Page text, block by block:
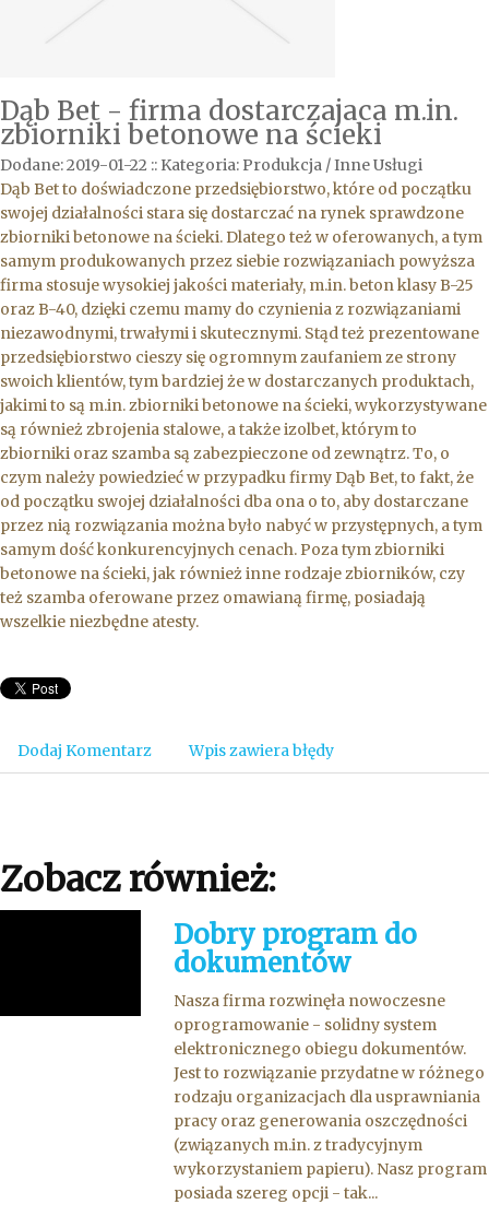
Dąb Bet - firma dostarczajaca m.in.
zbiorniki betonowe na ścieki
Dodane: 2019-01-22 :: Kategoria: Produkcja / Inne Usługi
Dąb Bet to doświadczone przedsiębiorstwo, które od początku
swojej działalności stara się dostarczać na rynek sprawdzone
zbiorniki betonowe na ścieki. Dlatego też w oferowanych, a tym
samym produkowanych przez siebie rozwiązaniach powyższa
firma stosuje wysokiej jakości materiały, m.in. beton klasy B-25
oraz B-40, dzięki czemu mamy do czynienia z rozwiązaniami
niezawodnymi, trwałymi i skutecznymi. Stąd też prezentowane
przedsiębiorstwo cieszy się ogromnym zaufaniem ze strony
swoich klientów, tym bardziej że w dostarczanych produktach,
jakimi to są m.in. zbiorniki betonowe na ścieki, wykorzystywane
są również zbrojenia stalowe, a także izolbet, którym to
zbiorniki oraz szamba są zabezpieczone od zewnątrz. To, o
czym należy powiedzieć w przypadku firmy Dąb Bet, to fakt, że
od początku swojej działalności dba ona o to, aby dostarczane
przez nią rozwiązania można było nabyć w przystępnych, a tym
samym dość konkurencyjnych cenach. Poza tym zbiorniki
betonowe na ścieki, jak również inne rodzaje zbiorników, czy
też szamba oferowane przez omawianą firmę, posiadają
wszelkie niezbędne atesty.
Dodaj Komentarz Wpis zawiera błędy
Zobacz również:
Dobry program do
dokumentów
Nasza firma rozwinęła nowoczesne
oprogramowanie - solidny system
elektronicznego obiegu dokumentów.
Jest to rozwiązanie przydatne w różnego
rodzaju organizacjach dla usprawniania
pracy oraz generowania oszczędności
(związanych m.in. z tradycyjnym
wykorzystaniem papieru). Nasz program
posiada szereg opcji - tak...